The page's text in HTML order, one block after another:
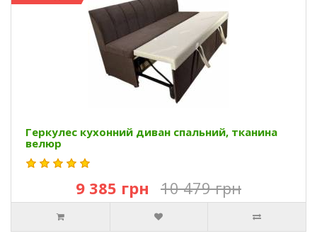
Геркулес кухонний диван спальний, тканина
велюр
9 385 грн 10 479 грн